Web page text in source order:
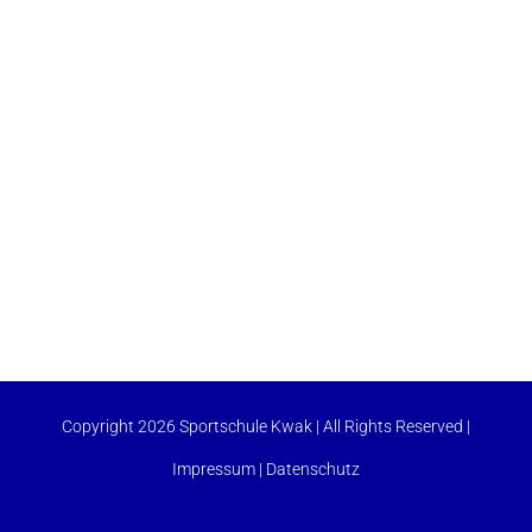
Copyright 2026 Sportschule Kwak | All Rights Reserved |
Impressum | Datenschutz